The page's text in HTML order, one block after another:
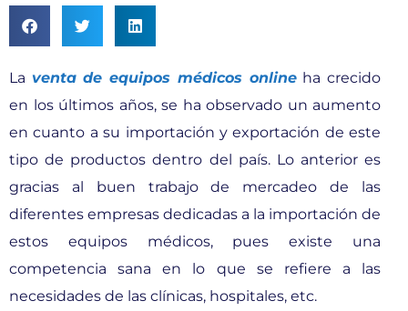
La venta de equipos médicos onlineha crecido
en los últimos años, se ha observado un aumento
en cuanto a su importación y exportación de este
tipo de productos dentro del país. Lo anterior es
gracias al buen trabajo de mercadeo de las
diferentes empresas dedicadas a la importación de
estos equipos médicos, pues existe una
competencia sana en lo que se refiere a las
necesidades de las clínicas, hospitales, etc.